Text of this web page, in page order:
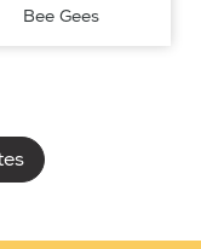
Bee Gees